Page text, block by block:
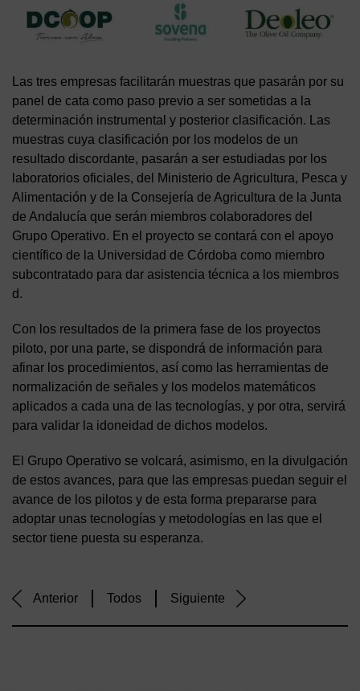
Las tres empresas facilitarán muestras que pasarán por su
panel de cata como paso previo a ser sometidas a la
determinación instrumental y posterior clasificación. Las
muestras cuya clasificación por los modelos de un
resultado discordante, pasarán a ser estudiadas por los
laboratorios oficiales, del Ministerio de Agricultura, Pesca y
Alimentación y de la Consejería de Agricultura de la Junta
de Andalucía que serán miembros colaboradores del
Grupo Operativo. En el proyecto se contará con el apoyo
científico de la Universidad de Córdoba como miembro
subcontratado para dar asistencia técnica a los miembros
d.
Con los resultados de la primera fase de los proyectos
piloto, por una parte, se dispondrá de información para
afinar los procedimientos, así como las herramientas de
normalización de señales y los modelos matemáticos
aplicados a cada una de las tecnologías, y por otra, servirá
para validar la idoneidad de dichos modelos.
El Grupo Operativo se volcará, asimismo, en la divulgación
de estos avances, para que las empresas puedan seguir el
avance de los pilotos y de esta forma prepararse para
adoptar unas tecnologías y metodologías en las que el
sector tiene puesta su esperanza.
Anterior Todos Siguiente